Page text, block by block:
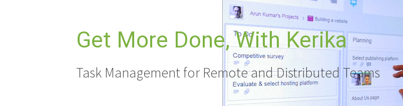
Get More Done, With Kerika
Task Management for Remote and Distributed Teams